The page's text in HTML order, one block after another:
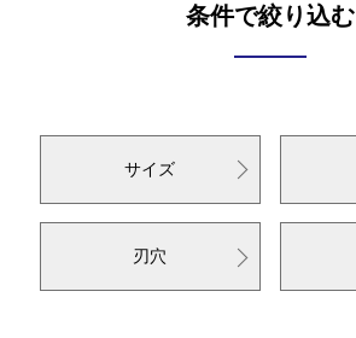
条件で絞り込む
サイズ
刃穴